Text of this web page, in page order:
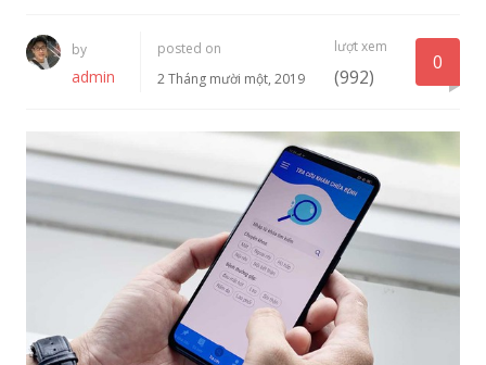
TẢI ỨNG DỤNG
NHẬT KÝ CẬP NHẬT PHẦN MỀM
by
admin
posted on
2 Tháng mười một, 2019
lượt xem
(992)
0